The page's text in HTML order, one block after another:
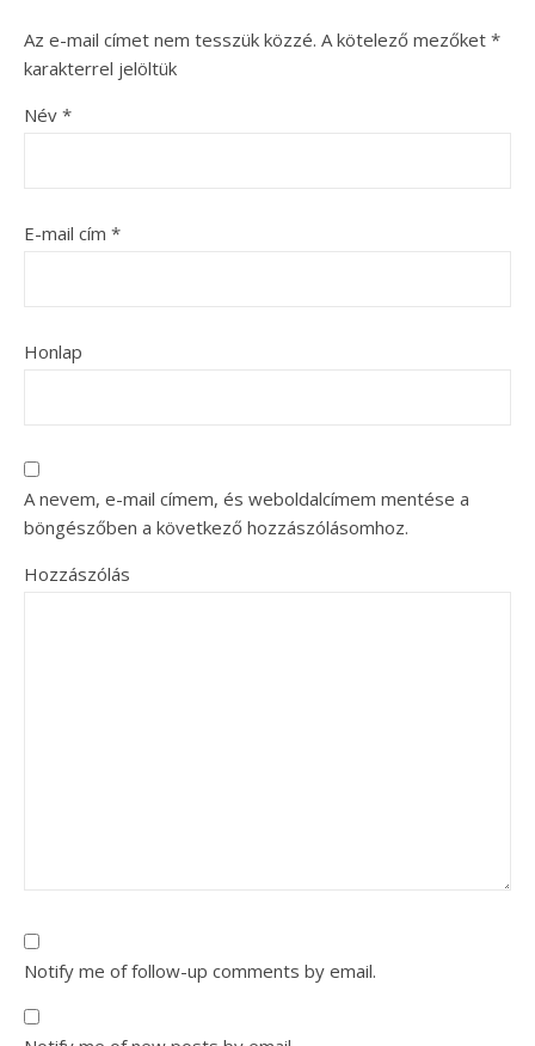
Az e-mail címet nem tesszük közzé. A kötelező mezőket *
karakterrel jelöltük
Név *
E-mail cím *
Honlap
A nevem, e-mail címem, és weboldalcímem mentése a
böngészőben a következő hozzászólásomhoz.
Hozzászólás
Notify me of follow-up comments by email.